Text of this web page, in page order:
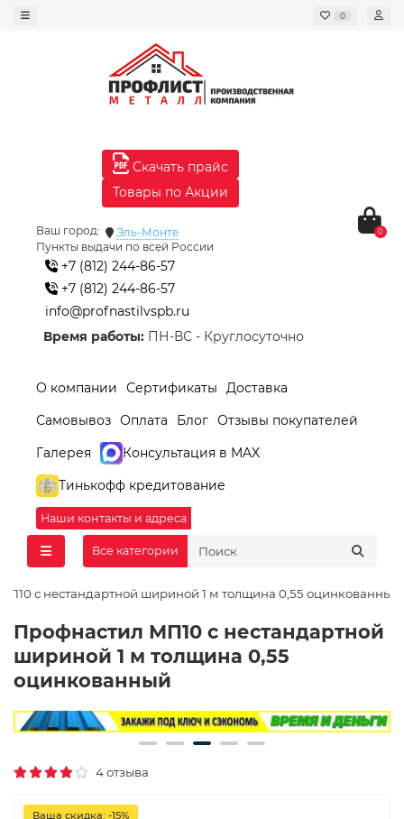
0
Скачать прайс
Товары по Акции
Ваш город:
Эль-Монте
Пункты выдачи по всей России
+7 (812) 244-86-57
+7 (812) 244-86-57
info@profnastilvspb.ru
Время работы: ПН-ВС - Круглосуточно
0
О компании Сертификаты
Доставка
Самовывоз Оплата Блог Отзывы покупателей
Галерея
Консультация в MAX
Тинькофф кредитование
Наши контакты и адреса
Все категории
с нестандартной шириной 1 м толщина 0,55 оцинкованный
Профнастил МП10 с нестандартной
шириной 1 м толщина 0,55
оцинкованный
4 отзыва
Ваша скидка: -15%